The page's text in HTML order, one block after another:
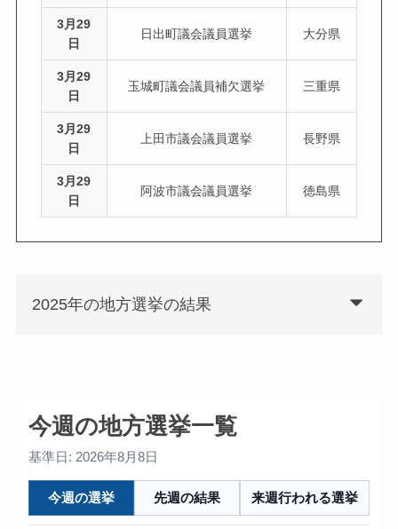
3月29
日
日出町議会議員選挙 大分県
3月29
日
玉城町議会議員補欠選挙 三重県
3月29
日
上田市議会議員選挙 長野県
3月29
日
阿波市議会議員選挙 徳島県
2025年の地方選挙の結果
今週の地方選挙一覧
基準日: 2026年8月8日
今週の選挙 先週の結果 来週行われる選挙